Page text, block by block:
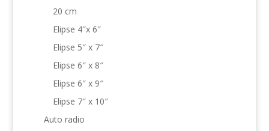
20 cm
Elipse 4″x 6″
Elipse 5″ x 7″
Elipse 6″ x 8″
Elipse 6″ x 9″
Elipse 7″ x 10″
Auto radio